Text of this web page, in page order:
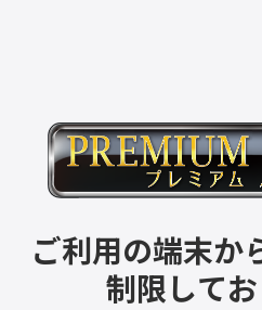
ご利用の端末か
制限してお